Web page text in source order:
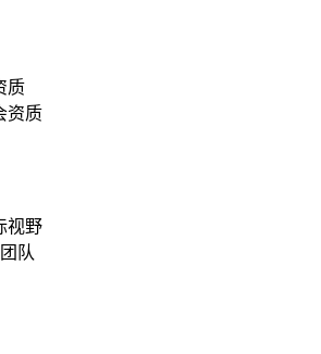
质
资质
视野
队